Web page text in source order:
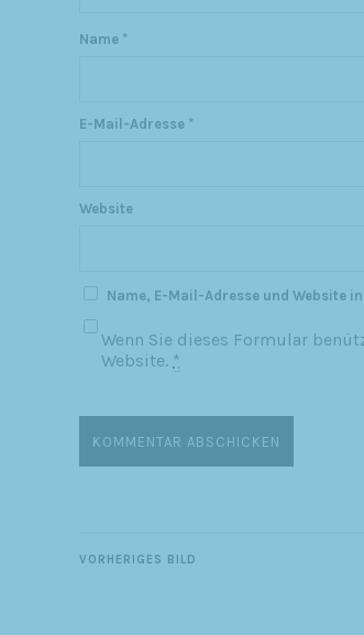
Name *
E-Mail-Adresse *
Website
Name, E-Mail-Adresse und Website
Wenn Sie dieses Formular
Website. *
VORHERIGES BILD